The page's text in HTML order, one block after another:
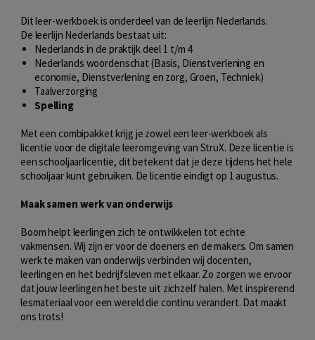
Dit leer-werkboek is onderdeel van de leerlijn Nederlands.
De leerlijn Nederlands bestaat uit:
Nederlands in de praktijk deel 1 t/m 4
Nederlands woordenschat (Basis, Dienstverlening en
economie, Dienstverlening en zorg, Groen, Techniek)
Taalverzorging
Spelling
Met een combipakket krijg je zowel een leer-werkboek als
licentie voor de digitale leeromgeving van StruX. Deze licentie is
een schooljaarlicentie, dit betekent dat je deze tijdens het hele
schooljaar kunt gebruiken. De licentie eindigt op 1 augustus.
Maak samen werk van onderwijs
Boom helpt leerlingen zich te ontwikkelen tot echte
vakmensen. Wij zijn er voor de doeners en de makers. Om samen
werk te maken van onderwijs verbinden wij docenten,
leerlingen en het bedrijfsleven met elkaar. Zo zorgen we ervoor
dat jouw leerlingen het beste uit zichzelf halen. Met inspirerend
lesmateriaal voor een wereld die continu verandert. Dat maakt
ons trots!